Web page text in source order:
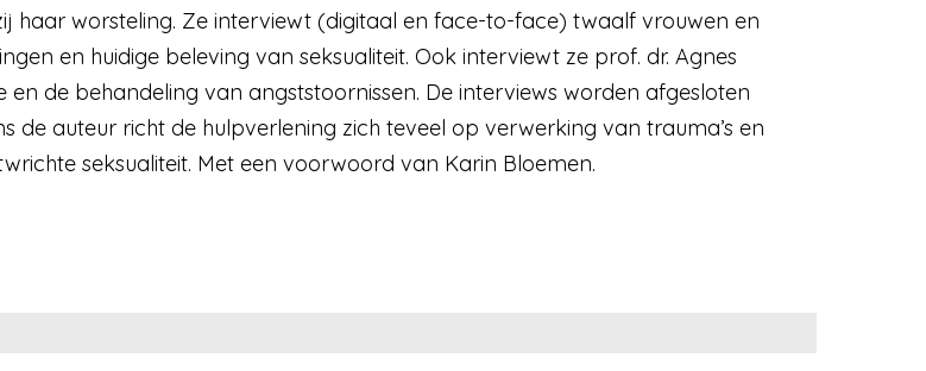
haar worsteling. Ze interviewt (digitaal en face-to-face) twaalf vrouwen en
en huidige beleving van seksualiteit. Ook interviewt ze prof. dr. Agnes
en de behandeling van angststoornissen. De interviews worden afgesloten
de auteur richt de hulpverlening zich teveel op verwerking van trauma’s en
seksualiteit. Met een voorwoord van Karin Bloemen.